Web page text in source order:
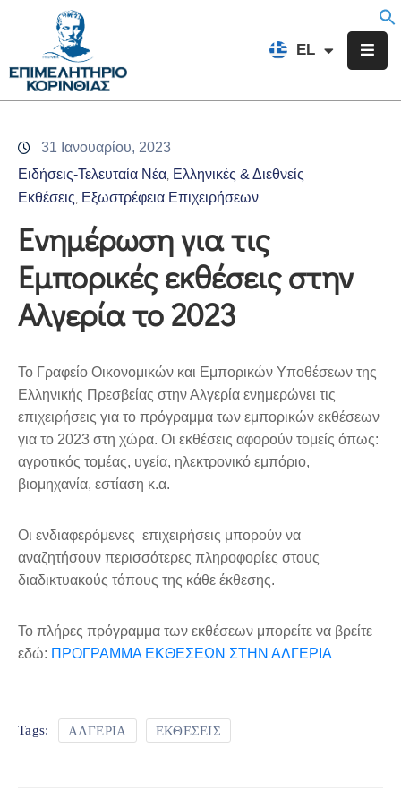
EL
FR
Επιμελητήριο
Υπηρεσίες
Προγράμματα
Δράσεις
Εκδηλώσεις
Επικοινωνία
31 Ιανουαρίου, 2023
Ειδήσεις-Τελευταία Νέα Ελληνικές & Διεθνείς
Εκθέσεις Εξωστρέφεια Επιχειρήσεων
Ενημέρωση για τις
Εμπορικές εκθέσεις στην
Αλγερία το 2023
Το Γραφείο Οικονομικών και Εμπορικών Υποθέσεων της
Ελληνικής Πρεσβείας στην Αλγερία ενημερώνει τις
επιχειρήσεις για το πρόγραμμα των εμπορικών εκθέσεων
για το 2023 στη χώρα. Οι εκθέσεις αφορούν τομείς όπως:
αγροτικός τομέας, υγεία, ηλεκτρονικό εμπόριο,
βιομηχανία, εστίαση κ.α.
Οι ενδιαφερόμενες επιχειρήσεις μπορούν να
αναζητήσουν περισσότερες πληροφορίες στους
διαδικτυακούς τόπους της κάθε έκθεσης.
Το πλήρες πρόγραμμα των εκθέσεων μπορείτε να βρείτε
εδώ: ΠΡΟΓΡΑΜΜΑ ΕΚΘΕΣΕΩΝ ΣΤΗΝ ΑΛΓΕΡΙΑ
Tags: ΑΛΓΕΡΙΑ ΕΚΘΕΣΕΙΣ